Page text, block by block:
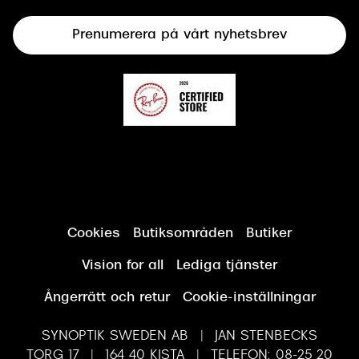
Prenumerera på vårt nyhetsbrev
Cookies Butiksområden Butiker
Vision for all Lediga tjänster
Ångerrätt och retur Cookie-inställningar
SYNOPTIK SWEDEN AB | JAN STENBECKS
TORG 17 | 164 40 KISTA | TELEFON: 08-25 20